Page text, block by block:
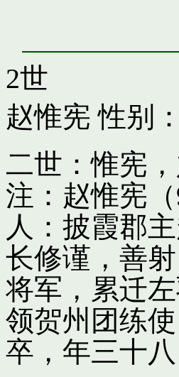
2世
赵惟宪 性别
二世：惟宪
注：赵惟宪
人：披霞郡
长修谨，善
将军，累迁
领贺州团练
卒，年三十